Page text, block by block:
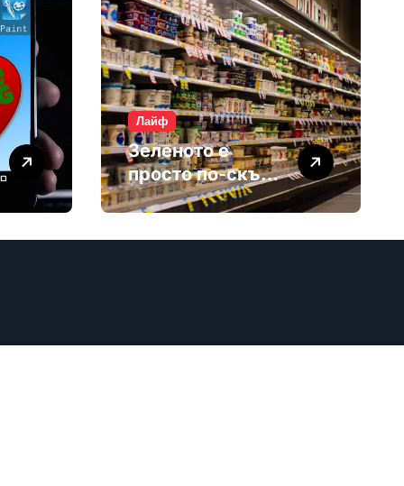
Лайф
Зеленото е
просто по-скъп
маркетинг